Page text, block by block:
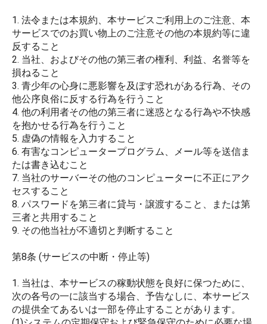
1. 法令または本規約、本サービスご利用上のご注意、本
サービスでのお買い物上のご注意その他の本規約等に違
反すること
2. 当社、およびその他の第三者の権利、利益、名誉等を
損ねること
3. 青少年の心身に悪影響を及ぼす恐れがある行為、その
他公序良俗に反する行為を行うこと
4. 他の利用者その他の第三者に迷惑となる行為や不快感
を抱かせる行為を行うこと
5. 虚偽の情報を入力すること
6. 有害なコンピュータープログラム、メール等を送信ま
たは書き込むこと
7. 当社のサーバーその他のコンピューターに不正にアク
セスすること
8. パスワードを第三者に貸与・譲渡すること、または第
三者と共用すること
9. その他当社が不適切と判断すること
第8条 (サービスの中断・停止等)
1. 当社は、本サービスの稼動状態を良好に保つために、
次の各号の一に該当する場合、予告なしに、本サービス
の提供全てあるいは一部を停止することがあります。